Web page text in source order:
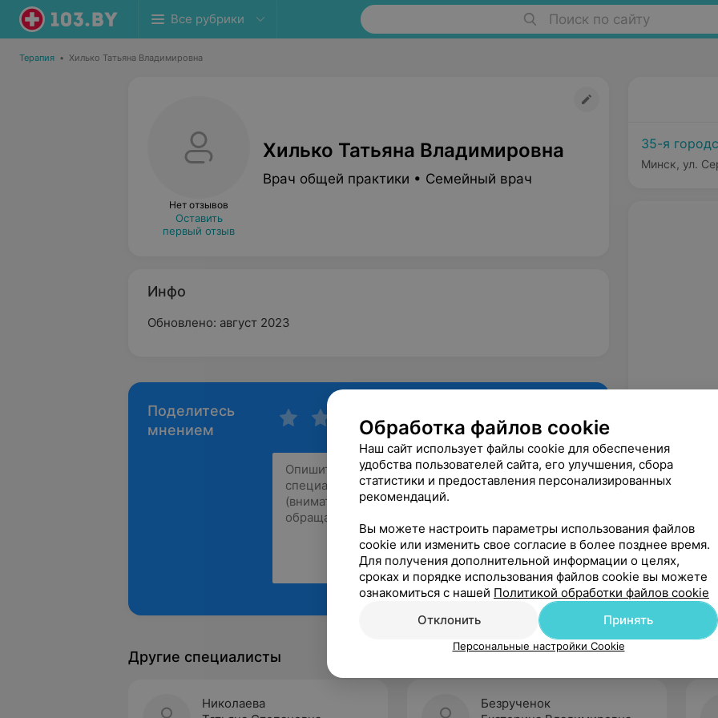
Все рубрики Поиск по сайту
Терапия • Хилько Татьяна Владимировна
Нет отзывов
Оставить
первый отзыв
Хилько Татьяна Владимировна
Врач общей практики • Семейный врач
Инфо
Обновлено: август 2023
Поделитесь
мнением
Рекомендую
35-я
Минск, ул.
Другие специалисты
Николаева
Безрученок
Обработка файлов cookie
Наш сайт использует файлы cookie для обеспечения
удобства пользователей сайта, его улучшения, сбора
статистики и предоставления персонализированных
рекомендаций.
Вы можете настроить параметры использования файлов
cookie или изменить свое согласие в более позднее время.
Для получения дополнительной информации о целях,
сроках и порядке использования файлов cookie вы можете
ознакомиться с нашей Политикой обработки файлов cookie
Отклонить
Принять
Персональные настройки Cookie